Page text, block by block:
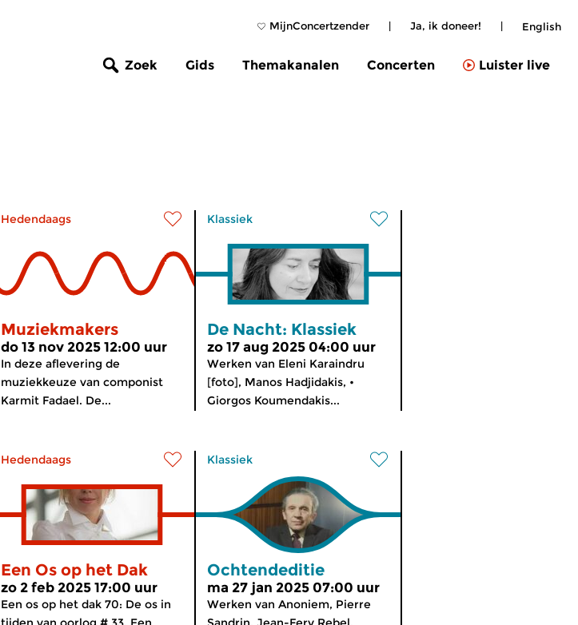
MijnConcertzender | Ja, ik doneer! | English
Zoek Gids Themakanalen Concerten Luister live
Hedendaags
Muziekmakers
do 13 nov 2025 12:00 uur
In deze aflevering de
muziekkeuze van componist
Karmit Fadael. De...
Klassiek
De Nacht: Klassiek
zo 17 aug 2025 04:00 uur
Werken van Eleni Karaindru
[foto], Manos Hadjidakis, •
Giorgos Koumendakis...
Hedendaags
Een Os op het Dak
zo 2 feb 2025 17:00 uur
Een os op het dak 70: De os in
Klassiek
Ochtendeditie
ma 27 jan 2025 07:00 uur
Werken van Anoniem, Pierre